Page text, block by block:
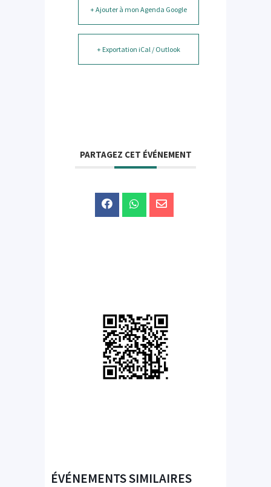
+ Ajouter à mon Agenda Google
+ Exportation iCal / Outlook
PARTAGEZ CET ÉVÉNEMENT
ÉVÉNEMENTS SIMILAIRES